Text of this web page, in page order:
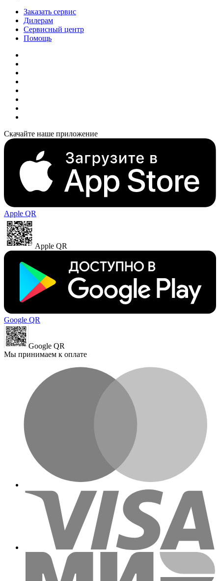
Заказать сервис
Дилерам
Сервисный центр
Помощь
Скачайте наше приложение
Apple QR
Apple QR
Google QR
Google QR
Мы принимаем к оплате